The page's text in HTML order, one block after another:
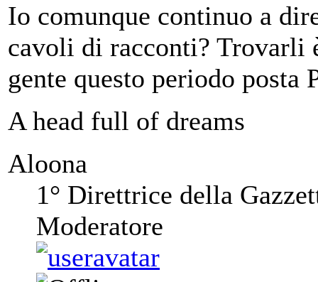
Io comunque continuo a
cavoli di racconti? Trovarli
gente questo periodo posta
A head full of dreams
Aloona
1° Direttrice della
Moderatore